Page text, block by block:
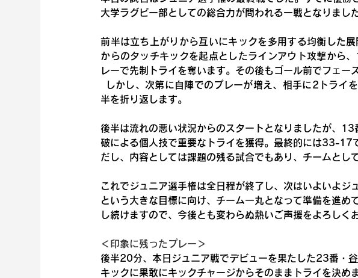
大学ラグビー部としての総合力が問われる一戦となりました
前半は立ち上がりから互いにキックを多用する均衡した
からのタッチキックを起点としたラインアウト攻撃から
レーで先制トライを奪います。その後もゴール前でフェー
しかし、次第に自陣でのプレーが増え、相手に2トライ
半を折り返します。
後半は流れの悪い状況からのスタートとなりましたが、13
破による個人技で重要なトライを獲得。最終的には33-17
だし、内容としては課題の残る試合でもあり、チームとし
これでジュニア選手権は全日程が終了し、次はいよいよジ
という大きな目標に向け、チーム一丸となって準備を進め
し続けますので、今後とも変わらぬ熱いご声援をよろしく
＜印象に残ったプレー＞
後半20分、本日ジュニア戦でデビューを果たした23番・ 谷
キックに果敢にキックチャージからそのままトライを決め